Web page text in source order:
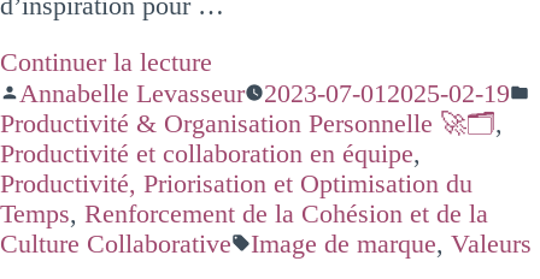
Continuer la lecture
Annabelle Levasseur
2023-07-01 2025-02-19
Productivité & Organisation Personnelle 🚀🗂️,
Productivité et collaboration en équipe,
Productivité, Priorisation et Optimisation du
Temps, Renforcement de la Cohésion et de la
Culture Collaborative
Image de marque, Valeurs